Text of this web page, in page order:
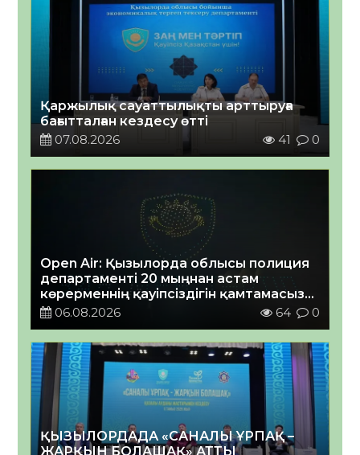
Қаржылық сауаттылықты арттыруға
бағытталған кездесу өтті
07.08.2026
41 0
Open Air: Қызылорда облысы полиция
департаменті 20 мыңнан астам
көрерменнің қауіпсіздігін қамтамасыз
етті06.08.2026 64 0
ҚЫЗЫЛОРДАДА «САНАЛЫ ҰРПАҚ –
ЖАРҚЫН БОЛАШАҚ» АТТЫ